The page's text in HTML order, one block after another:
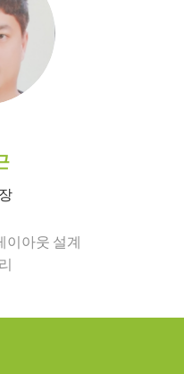
이아웃 설계